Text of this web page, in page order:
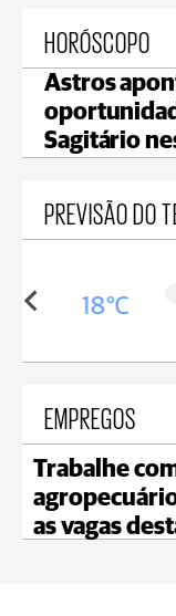
HORÓSCOPO
Astros
Sagitário
PREVISÃO DO
18°C
EMPREGOS
Trabalhe
as vagas